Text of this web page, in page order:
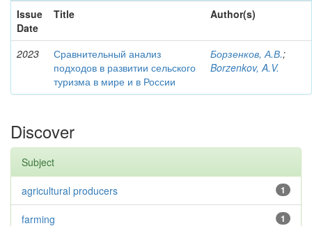
Issue
Date
Title Author(s)
2023
Сравнительный анализ
подходов в развитии сельского
туризма в мире и в России
Борзенков, А.В.;
Borzenkov, A.V.
Discover
Subject
1
agricultural producers
1
farming